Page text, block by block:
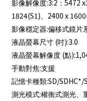
影像解像度:3:2 ： 5472
1824(S1)
2400 x
影像穩定器:偏移式鏡片
液晶螢幕尺寸 (吋):3.0
液晶螢幕解像度 (點
手動對焦:支援
記憶卡種類:SD/SDHC*/
測光模式:權衡式測光、